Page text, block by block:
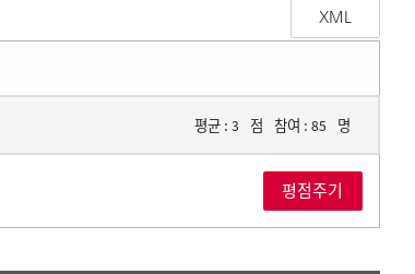
XML
평균 : 3 점 참여 : 85 명